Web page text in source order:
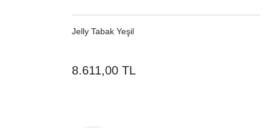
Jelly Tabak Yeşil
8.611,00 TL